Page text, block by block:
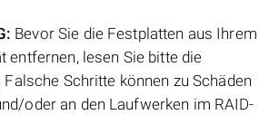
Bevor Sie die Festplatten aus Ihrem
entfernen, lesen Sie bitte die
Falsche Schritte können zu Schäden
oder an den Laufwerken im RAID-